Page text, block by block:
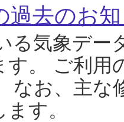
過去のお
る気象デー
す。 ご利用
なお、主な
す。